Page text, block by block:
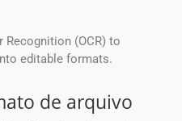
Recognition (OCR) to
editable formats.
de arquivo